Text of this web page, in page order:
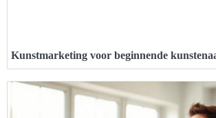
Kunstmarketing voor beginnende